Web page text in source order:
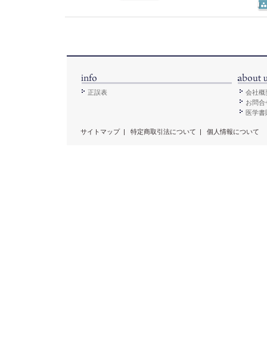
正誤表
会社概
お問合
医学
サイトマップ| 特定商取引法について | 個人情報について